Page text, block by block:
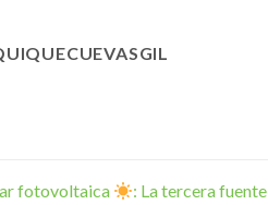
fotovoltaica : La tercera